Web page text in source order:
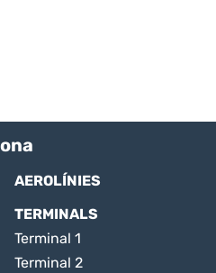
AEROLÍNIES
TERMINALS
Terminal 1
Terminal 2